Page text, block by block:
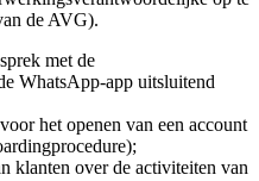
de AVG).
met de
WhatsApp-app uitsluitend
het openen van een account
klanten over de activiteiten van